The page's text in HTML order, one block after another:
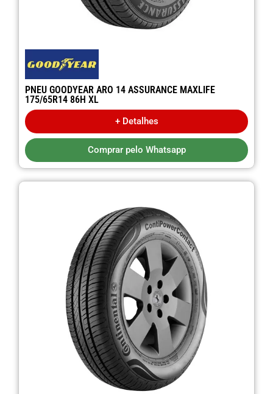
PNEU GOODYEAR ARO 14 ASSURANCE MAXLIFE
175/65R14 86H XL
+ Detalhes
Comprar pelo Whatsapp